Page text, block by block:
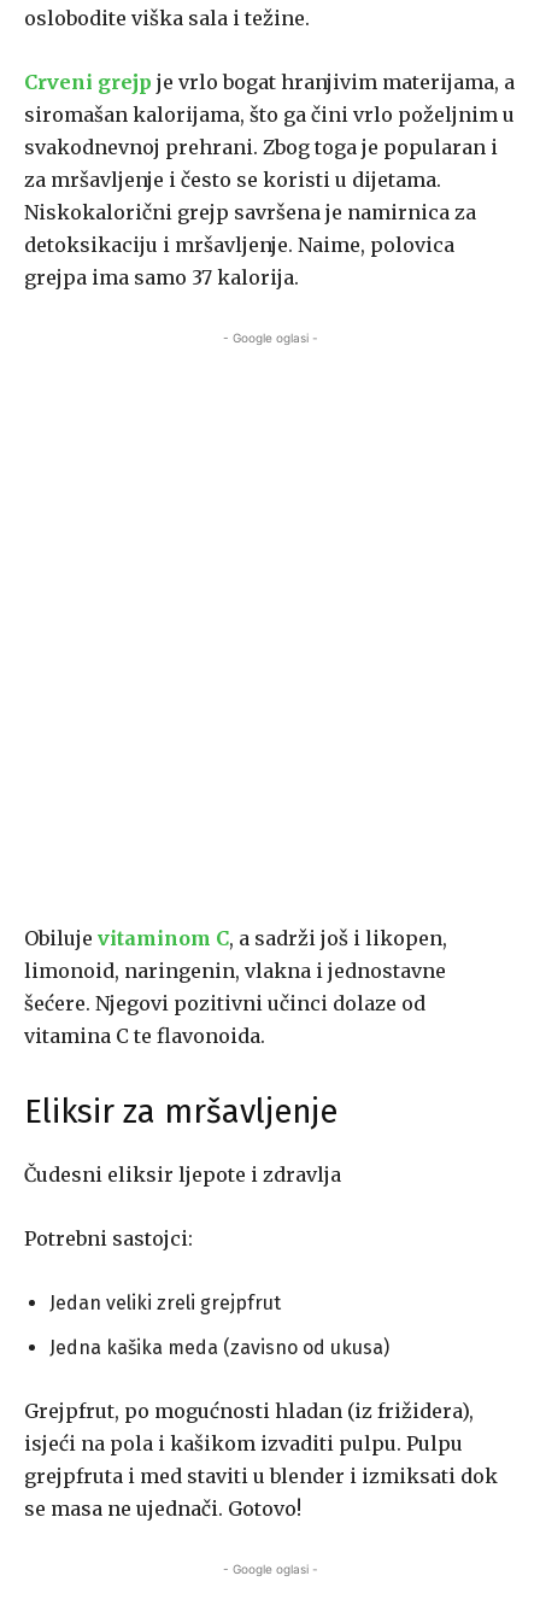
oslobodite viška sala i težine.
Crveni grejp je vrlo bogat hranjivim materijama, a
siromašan kalorijama, što ga čini vrlo poželjnim u
svakodnevnoj prehrani. Zbog toga je popularan i
za mršavljenje i često se koristi u dijetama.
Niskokalorični grejp savršena je namirnica za
detoksikaciju i mršavljenje. Naime, polovica
grejpa ima samo 37 kalorija.
- Google oglasi -
Obiluje vitaminom C, a sadrži još i likopen,
limonoid, naringenin, vlakna i jednostavne
šećere. Njegovi pozitivni učinci dolaze od
vitamina C te flavonoida.
Eliksir za mršavljenje
Čudesni eliksir ljepote i zdravlja
Potrebni sastojci:
Jedan veliki zreli grejpfrut
Jedna kašika meda (zavisno od ukusa)
Grejpfrut, po mogućnosti hladan (iz frižidera),
isjeći na pola i kašikom izvaditi pulpu. Pulpu
grejpfruta i med staviti u blender i izmiksati dok
se masa ne ujednači. Gotovo!
- Google oglasi -